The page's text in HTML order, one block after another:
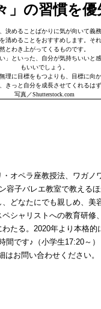
の習慣を優
めることばかりに気が向いて義
めることをおすすめします。そ
然とわき上がってくるものです。
」といった、自分が気持ちいい
もいいでしょう。
に目標をもつよりも、目標に向
きっと自分を成長させてくれるはず
写真／Shutterstock.com
オペラ座教授法、ワガ
容子バレエ教室で教える
どなたにでも親しめ、
シャリストへの教育研
たる。2020年より本格的
です♪（小学生17:20～）
お問い合わせください。